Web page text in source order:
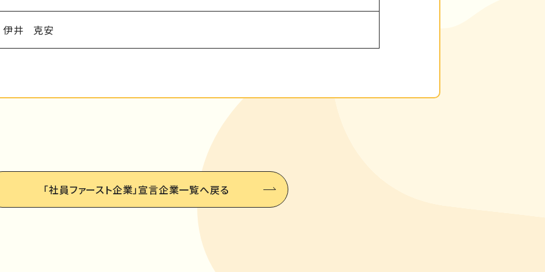
伊井 克安
「社員ファースト企業」宣言企業一覧へ戻る